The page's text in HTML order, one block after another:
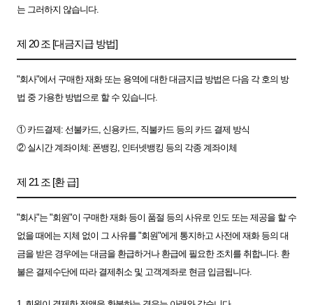
는 그러하지 않습니다.
제 20 조 [대금지급 방법]
"회사"에서 구매한 재화 또는 용역에 대한 대금지급 방법은 다음 각 호의 방
법 중 가용한 방법으로 할 수 있습니다.
① 카드결제: 선불카드, 신용카드, 직불카드 등의 카드 결제 방식
② 실시간 계좌이체: 폰뱅킹, 인터넷뱅킹 등의 각종 계좌이체
제 21 조 [환 급]
"회사"는 "회원"이 구매한 재화 등이 품절 등의 사유로 인도 또는 제공을 할 수
없을 때에는 지체 없이 그 사유를 "회원"에게 통지하고 사전에 재화 등의 대
금을 받은 경우에는 대금을 환급하거나 환급에 필요한 조치를 취합니다. 환
불은 결제수단에 따라 결제취소 및 고객계좌로 현금 입금됩니다.